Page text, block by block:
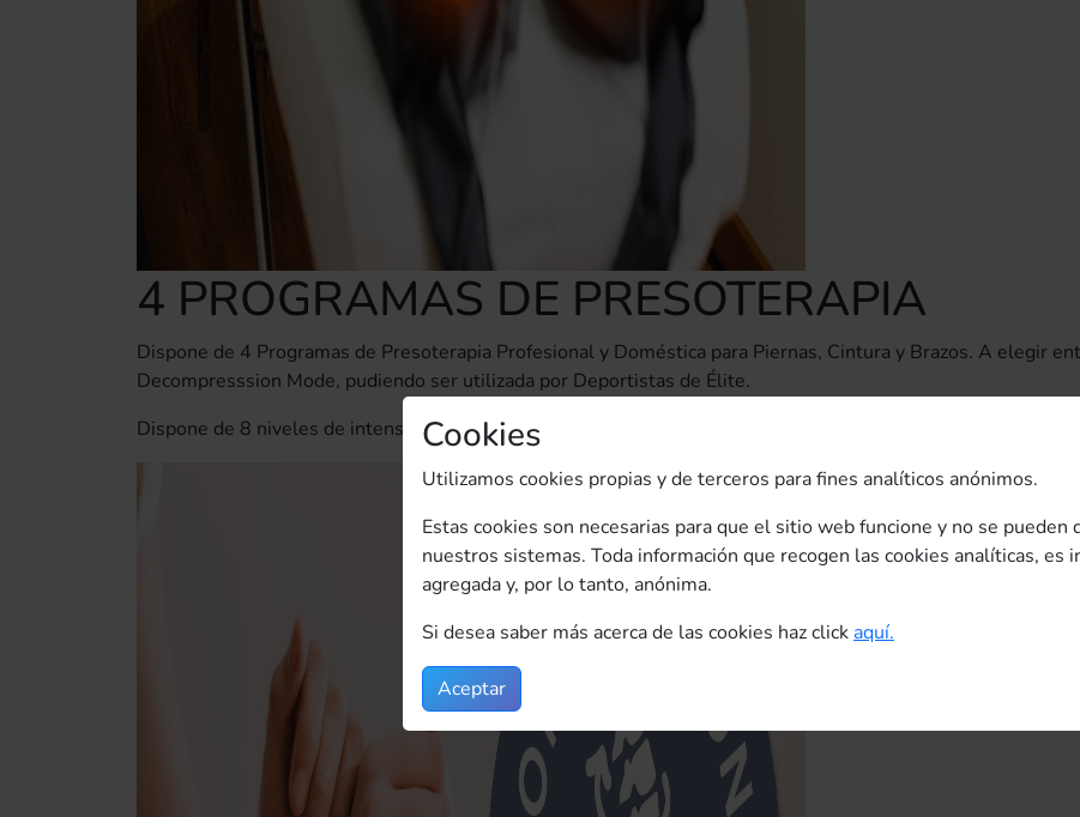
4 PROGRAMAS DE PRESOTERAPIA
Dispone de 4 Programas de Presoterapia Profesional y Doméstica para Piernas, Cintura y Brazos. A elegir
Decompresssion Mode, pudiendo ser utilizada por Deportistas de Élite.
Dispone de 8 niveles de intensidad para los 4 Programas, pudiendo así elegir el que mejor se adapte a sus
Cookies
Utilizamos cookies propias y de terceros para fines analíticos anónimos.
Estas cookies son necesarias para que el sitio web funcione y no se pueden
nuestros sistemas. Toda información que recogen las cookies analíticas, es
agregada y, por lo tanto, anónima.
Si desea saber más acerca de las cookies haz click aquí.
Aceptar